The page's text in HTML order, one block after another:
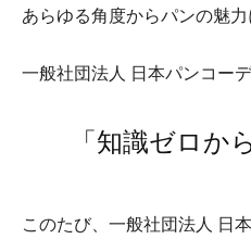
あらゆる角度からパンの魅
一般社団法人 日本パンコー
「知識ゼロか
このたび、一般社団法人 日